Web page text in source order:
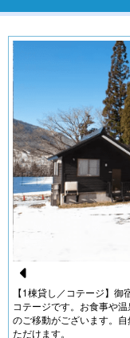
Pr
e
【1棟貸し／コテージ】
コテージです。お食事や
のご移動がございます。
ただけます。